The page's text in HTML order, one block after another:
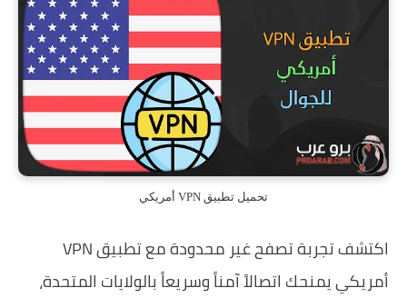
تحميل تطبيق VPN أمريكي
اكتشف تجربة تصفح غير محدودة مع تطبيق VPN
أمريكي يمنحك اتصالاً آمناً وسريعاً بالولايات المتحدة،